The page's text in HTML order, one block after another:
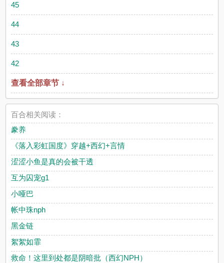
45
44
43
42
查看全部章节 ↓
百合相关阅读：
豢养
《落入彩虹国度》穿越+西幻+言情
涩涩小鱼是真的会被干透
互为囚宠g1
小哑巴
帐中珠nph
黑金链
絮絮如霏
救命！这里到处都是阴暗批（西幻NPH）